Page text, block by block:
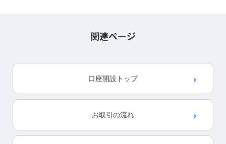
関連ページ
口座開設 トップ
お取引の流れ